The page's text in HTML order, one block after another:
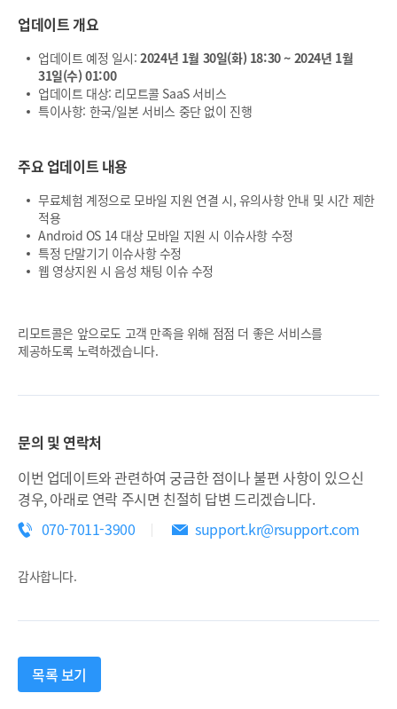
업데이트 개요
업데이트 예정 일시:2024년 1월 30일(화) 18:30 ~ 2024년 1월
31일(수) 01:00
업데이트 대상: 리모트콜 SaaS 서비스
특이사항: 한국/일본 서비스 중단 없이 진행
주요 업데이트 내용
무료체험 계정으로 모바일 지원 연결 시, 유의사항 안내 및 시간 제한
적용
Android OS 14 대상 모바일 지원 시 이슈사항 수정
특정 단말기기 이슈사항 수정
웹 영상지원 시 음성 채팅 이슈 수정
리모트콜은 앞으로도 고객 만족을 위해 점점 더 좋은 서비스를
제공하도록 노력하겠습니다.
문의 및 연락처
이번 업데이트와 관련하여 궁금한 점이나 불편 사항이 있으신
경우, 아래로 연락 주시면 친절히 답변 드리겠습니다.
070-7011-3900
support.kr@rsupport.com
감사합니다.
목록 보기